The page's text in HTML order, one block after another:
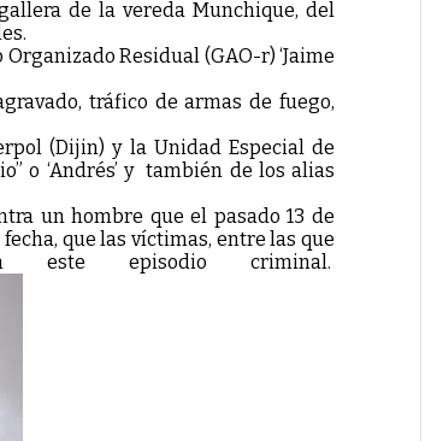
de la vereda Munchique, del
Residual (GAO-r) ‘Jaime
tráfico de armas de fuego,
(Dijin) y la Unidad Especial de
o ‘Andrés’ y también de los alias
un hombre que el pasado 13 de
que las víctimas, entre las que
episodio criminal.